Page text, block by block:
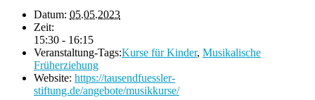
Datum: 05.05.2023
Zeit:
15:30 - 16:15
Veranstaltung-Tags:Kurse für Kinder, Musikalische
Früherziehung
Website: https://tausendfuessler-
stiftung.de/angebote/musikkurse/